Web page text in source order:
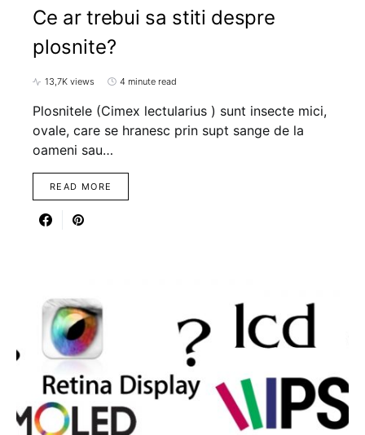
Ce ar trebui sa stiti despre
plosnite?
13,7K views 4 minute read
Plosnitele (Cimex lectularius ) sunt insecte mici,
ovale, care se hranesc prin supt sange de la
oameni sau…
READ MORE